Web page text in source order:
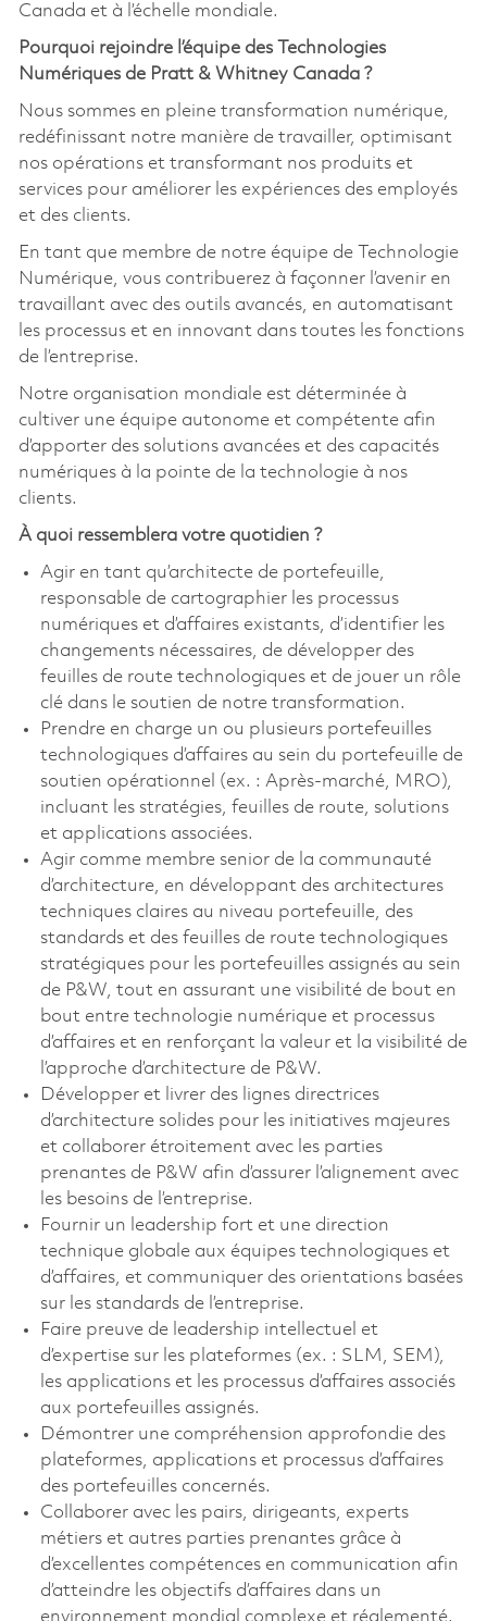
Canada et à l’échelle mondiale.
Pourquoi rejoindre l’équipe des Technologies
Numériques de Pratt & Whitney Canada ?
Nous sommes en pleine transformation numérique,
redéfinissant notre manière de travailler, optimisant
nos opérations et transformant nos produits et
services pour améliorer les expériences des employés
et des clients.
En tant que membre de notre équipe de Technologie
Numérique, vous contribuerez à façonner l’avenir en
travaillant avec des outils avancés, en automatisant
les processus et en innovant dans toutes les fonctions
de l’entreprise.
Notre organisation mondiale est déterminée à
cultiver une équipe autonome et compétente afin
d’apporter des solutions avancées et des capacités
numériques à la pointe de la technologie à nos
clients.
À quoi ressemblera votre quotidien ?
Agir en tant qu’architecte de portefeuille,
responsable de cartographier les processus
numériques et d’affaires existants, d’identifier les
changements nécessaires, de développer des
feuilles de route technologiques et de jouer un rôle
clé dans le soutien de notre transformation.
Prendre en charge un ou plusieurs portefeuilles
technologiques d’affaires au sein du portefeuille de
soutien opérationnel (ex. : Après-marché, MRO),
incluant les stratégies, feuilles de route, solutions
et applications associées.
Agir comme membre senior de la communauté
d’architecture, en développant des architectures
techniques claires au niveau portefeuille, des
standards et des feuilles de route technologiques
stratégiques pour les portefeuilles assignés au sein
de P&W, tout en assurant une visibilité de bout en
bout entre technologie numérique et processus
d’affaires et en renforçant la valeur et la visibilité de
l’approche d’architecture de P&W.
Développer et livrer des lignes directrices
d’architecture solides pour les initiatives majeures
et collaborer étroitement avec les parties
prenantes de P&W afin d’assurer l’alignement avec
les besoins de l’entreprise.
Fournir un leadership fort et une direction
technique globale aux équipes technologiques et
d’affaires, et communiquer des orientations basées
sur les standards de l’entreprise.
Faire preuve de leadership intellectuel et
d’expertise sur les plateformes (ex. : SLM, SEM),
les applications et les processus d’affaires associés
aux portefeuilles assignés.
Démontrer une compréhension approfondie des
plateformes, applications et processus d’affaires
des portefeuilles concernés.
Collaborer avec les pairs, dirigeants, experts
métiers et autres parties prenantes grâce à
d’excellentes compétences en communication afin
d’atteindre les objectifs d’affaires dans un
environnement mondial complexe et réglementé.